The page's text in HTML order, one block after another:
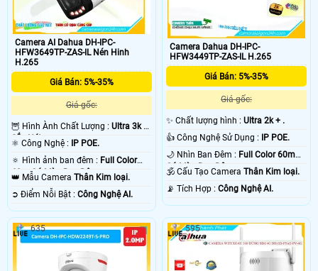
Camera AI Dahua DH-IPC-
HFW3649TP-ZAS-IL Nén Hinh
H.265
Giá Bán: 5%-35%
Giá gốc:
🦉 Hình Ành Chất Lượng : Ultra 3k +
Sắc Nét .
⚛️ Công Nghệ :
IP POE.
🔅 Hình ảnh ban đêm : Full Color
60m Có Màu Ban Ðêm.
👑 Mẫu Camera Thân Kim loại.
️➲ Điểm Nỗi Bật : Công Nghệ AI.
Camera Dahua DH-IPC-
HFW3449TP-ZAS-IL H.265
Giá Bán: 5%-35%
Giá gốc:
✨ Chất lượng hình :Ultra 2k + .
👍 Công Nghệ Sử Dụng :
IP POE.
🌙 Nhìn Ban Đêm : Full Color 60m
Có Màu Ban Ðêm.
🕉️ Cấu Tạo CameraThân Kim loại.
️📡 Tích Hợp :Công Nghệ AI.
635 595